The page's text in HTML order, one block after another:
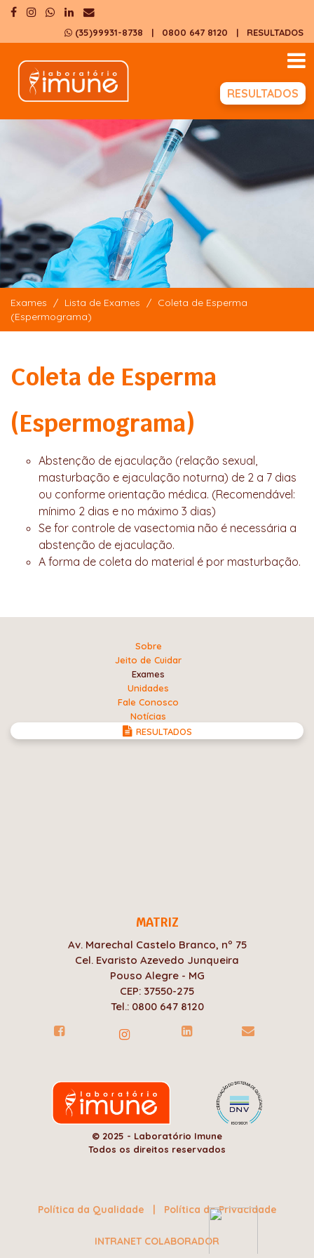
(35)99931-8738 | 0800 647 8120 | RESULTADOS
RESULTADOS
Exames Lista de Exames
Coleta de Esperma
(Espermograma)
Coleta de Esperma
(Espermograma)
Abstenção de ejaculação (relação sexual,
masturbação e ejaculação noturna) de 2 a 7 dias
ou conforme orientação médica. (Recomendável:
mínimo 2 dias e no máximo 3 dias)
Se for controle de vasectomia não é necessária a
abstenção de ejaculação.
A forma de coleta do material é por masturbação.
Sobre
Jeito de Cuidar
Exames
Unidades
Fale Conosco
Notícias
RESULTADOS
MATRIZ
Av. Marechal Castelo Branco, nº 75
Cel. Evaristo Azevedo Junqueira
Pouso Alegre - MG
CEP: 37550-275
Tel.: 0800 647 8120
© 2025 - Laboratório Imune
Todos os direitos reservados
Política da Qualidade | Política de Privacidade
INTRANET COLABORADOR